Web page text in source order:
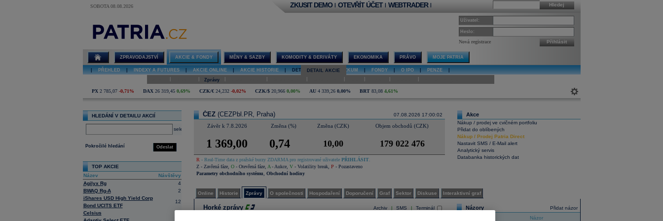
SOBOTA 08.08.2026
ČEZ online
Hledej
ZKUSIT DEMO | OTEVŘÍT ÚČET | WEBTRADER |
Uživatel:
Heslo:
Nová registrace Přihlásit
ZPRAVODAJSTVÍ AKCIE & FONDY MĚNY & SAZBY KOMODITY & DERIVÁTY EKONOMIKA PRÁVO MOJE PATRIA
PŘEHLED INDEXY A FUTURES AKCIE ONLINE AKCIE HISTORIE DETAIL AKCIE | VÝZKUM FONDY O IPO PENZE
DETAIL AKCIE
Zprávy
PX 2 785,07 -0,71% DAX 26 319,45 0,69% CZK/€ 24,232 -0,02% CZK/$ 20,966 0,00% AU 4 339,26 0,00% BRT 83,08 4,61%
HLEDÁNÍ V DETAILU AKCIÍ
select
Odeslat
Pokročilé hledání
TOP AKCIE
Název
Návštěvy
Agilyx Rg
4
BWAQ Rg-A
2
iShares USD High Yield Corp
Bond UCITS ETF
12
Celsius
07.08.2026 17:00:02
ČEZ (CEZPbl.PR, Praha)
Závěr k 7.8.2026 Změna (%) Změna (CZK) Objem obchodů (CZK)
1 369,00 0,74 10,00 179 022 476
R - Real-Time data z pražské burzy ZDARMA pro registrované uživatele PŘIHLÁSIT.
Z- Zavřená fáze, O- Otevřená fáze, A- Aukce, V- Volatility break, P - Pozastaveno
Parametry obchodního systému
Obchodní hodiny
Akce
Nákup / prodej ve cvičném portfoliu
Přidat do oblíbených
Nákup/ Prodej Patria Direct
Nastavit SMS / E-Mail alert
Analytický servis
Databanka historických dat
Online Historie Zprávy O společnosti Hospodaření Doporučení Graf Sektor Diskuse Interaktivní graf
Archiv SMS Terminál
Horké zprávy Přidat názor
Názory
Názor